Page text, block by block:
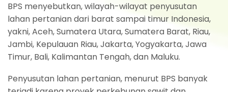
BPS menyebutkan, wilayah-wilayat penyusutan
lahan pertanian dari barat sampai timur Indonesia,
yakni, Aceh, Sumatera Utara, Sumatera Barat, Riau,
Jambi, Kepulauan Riau, Jakarta, Yogyakarta, Jawa
Timur, Bali, Kalimantan Tengah, dan Maluku.
Penyusutan lahan pertanian, menurut BPS banyak